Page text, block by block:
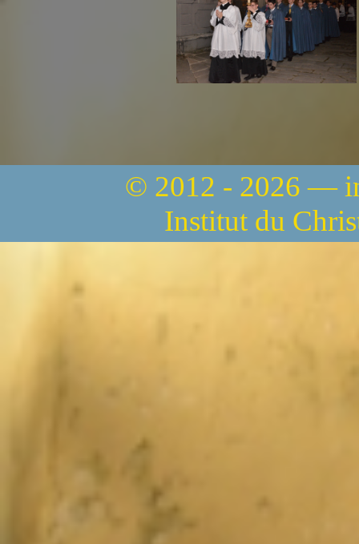
© 2012 - 2026 —
Institut du